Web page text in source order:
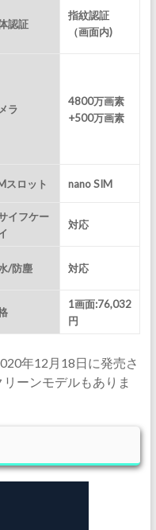
認証
指紋認証
（画面内)
ラ
4800万画素
+500万画素
スロット nano SIM
イフケー
対応
/防塵 対応
1画面:76,032
円
年12月18日に発売さ
ーンモデルもありま